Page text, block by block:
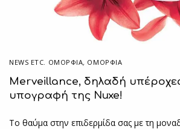
NEWS ETC. ΟΜΟΡΦΙΆ, ΟΜΟΡΦΙΑ
Merveillance, δηλαδή
υπογραφή της Nuxe!
Το θαύμα στην επιδερμίδα σας με τη